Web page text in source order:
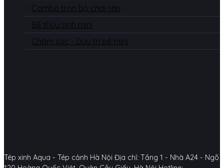
Combo trọn bộ chơi tép
Bể thủy sinh mini
Chăm sóc - Duy trì bể mini
Tép xinh Aqua - Tép cảnh Hà Nội Địa chỉ: Tầng 1 - Nhà A24 - Ngõ